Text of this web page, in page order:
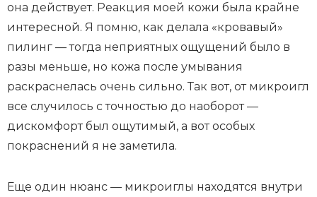
она действует. Реакция моей кожи была крайне
интересной. Я помню, как делала «кровавый»
пилинг — тогда неприятных ощущений было в
разы меньше, но кожа после умывания
раскраснелась очень сильно. Так вот, от микроигл
все случилось с точностью до наоборот —
дискомфорт был ощутимый, а вот особых
покраснений я не заметила.
Еще один нюанс — микроиглы находятся внутри